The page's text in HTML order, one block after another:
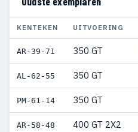
KENTEKEN UITVOERING
AR-39-71 350 GT
AL-62-55 350 GT
PM-61-14 350 GT
AR-58-48 400 GT 2X2